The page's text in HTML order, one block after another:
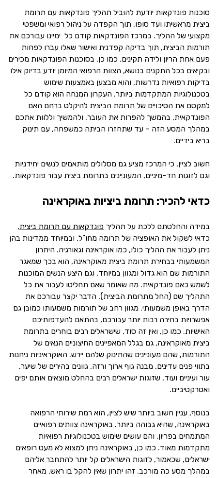
סוכנות פונדקאות יודעת להוביל תהליך פונדקאות עם תרומת
ביצית מראשיתו ועד סופו, תוך הקפדה על ניהול רפואי ומשפטי
מקצועי של ההליך. במרכז הפונדקאות קודם כל ימיינו עבורכם את
תורמות הביצית, תוך בדיקה קפדנית ואישור שאלו עברו לפחות
פעם אחת הריון ולידה תקינים. כמו כן, בסוכנות הפונדקאות מכירים
ובקיאים בכל התקנים בנושא, הצוות הרפואי המיומן יודע בדיוק אילו
בדיקות רפואיות נדרשות, והוא מבצען באמצעות שימוש
בטכנולוגיות המתקדמות ביותר. העקרון המנחה הוא קודם כל
למקסם את הסיכויים של תרומת הביצית להיקלט ברחם האם
הפונדקאית, בהמשך להפרות את העובר, ולהמשיך וללוות אתכם
במהלך המסע הזה – עד שתחזרו הביתה כמשפחה, עם תינוק
בריא בידיים.
חשוב לציין, כי המרכז מציע גם מסלולים מותאמים לנשים יחידניות
וגם לזוגות חד-מיניים, המעוניינים בתרומת ביצית עבור פונדקאות.
כדאי להכיר: תרומת ביציות באוקראינה
במידה והחלטתם ללכת על תהליך פונדקאות עם תרומת ביצית,
כדאי לשקול את האופציה של תרומה מחו”ל, ובמיוחד ממדינות בהן
ניתן לעבור את ההליך כולו, כמו אוקראינה וגאורגיה. היתרון
המשמעותי בבחירת תרומת ביצית מאוקראינה, הוא בכך שמאגר
התורמות שם הוא גדול ומגוון במיוחד, וגם היצע הנשים המוכנות
לשמש כאם פונדקאית. מה שאומר שאם תחליטו לעבור את כל
התהליך שם (החל מתרומת הביצית), הדבר יקצר עבורכם את
הדרך באופן משמעותי. מגוון רחב של תורמות משמעותו כמובן גם
אפשרויות בחירה רבות יותר עבורכם, בהתאם להעדפותיכם
האישיות. כמו כן, ואין זה סוד, שישראלים רבים בוחרים בתרומת
ביצית מאוקראינה, גם בגלל המאפיינים החיצוניים הנאים של
התורמות, שהם מעוניינים שהתינוק שלהם יירש. האוקראיניות ניחנות
בתווי פנים עדינים, מבנה גוף ארוך ורזה, גוונים בהירים של שיער,
עור ועיניים ועוד, שזוגות ישראלים רבים בהחלט מוצאים אותם יפים
ואטרקטיביים.
בנוסף, עניין חשוב ביותר שיש לציין, הוא רמת שירותי הרפואה
באוקראינה, שהיא גבוהה ביותר. באוקראינה צוותים רפואיים
המתמחים בפריון, והם עושים שימוש בטכנולוגיות רפואיות
מתקדמות מאוד. כמו כן, באוקראינה ניתן למצוא לא מעט רופאים
ישראלים, שכאמור, לזוגות הישראלים קל יותר להתחבר אליהם
במהלך מסע כה מורכב. זהו יתרון שאין להקל בו ראש, מאחר